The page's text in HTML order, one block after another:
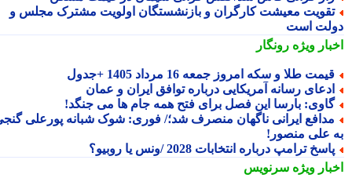
معیشت کارگران و بازنشستگان اولویت مشترک مجلس و
است
ویژهرونگار
طلا و سکه امروز جمعه 16 مرداد 1405 +جدول
رسانه آمریکایی درباره توافق ایران و عمان
بارسا این فصل برای فتح همه جام ها می جنگد!
ایرانی ناگهان منصرف شد؛/ فوری: شوک شبانه پورعلی گنجی
علی منصور!
ترامپ درباره انتخابات 2028 /ونس یا روبیو؟
ویژهسرنویس